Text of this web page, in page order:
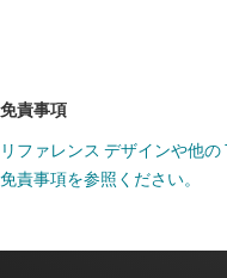
免責事項
リファレンス デザインや他
免責事項を参照ください。